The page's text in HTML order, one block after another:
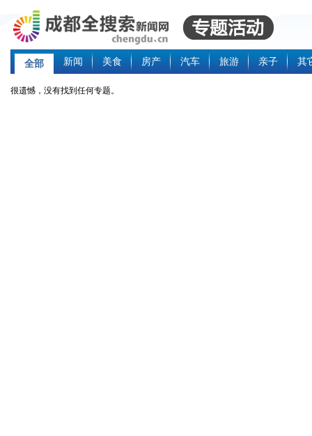
全部 新闻 美食 房产 汽车 旅游 亲子 其
很遗憾，没有找到任何专题。